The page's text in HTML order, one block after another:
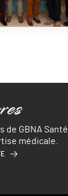
de GBNA Santé
médicale.